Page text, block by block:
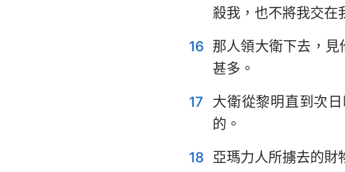
殺我，也不將我交在
16 那人領大衛下去，
甚多。
17
大衛從黎明直到次
的。
18 亞瑪力人所擄去的財